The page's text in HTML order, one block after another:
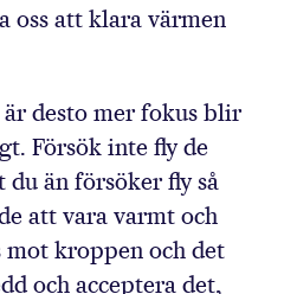
oss att klara värmen
desto mer fokus blir
Försök inte fly de
än försöker fly så
att vara varmt och
kroppen och det
och acceptera det,